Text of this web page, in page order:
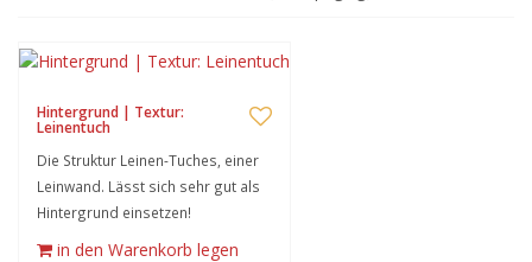
Hintergrund | Textur:
Leinentuch
Die Struktur Leinen-Tuches, einer
Leinwand. Lässt sich sehr gut als
Hintergrund einsetzen!
in den Warenkorb legen